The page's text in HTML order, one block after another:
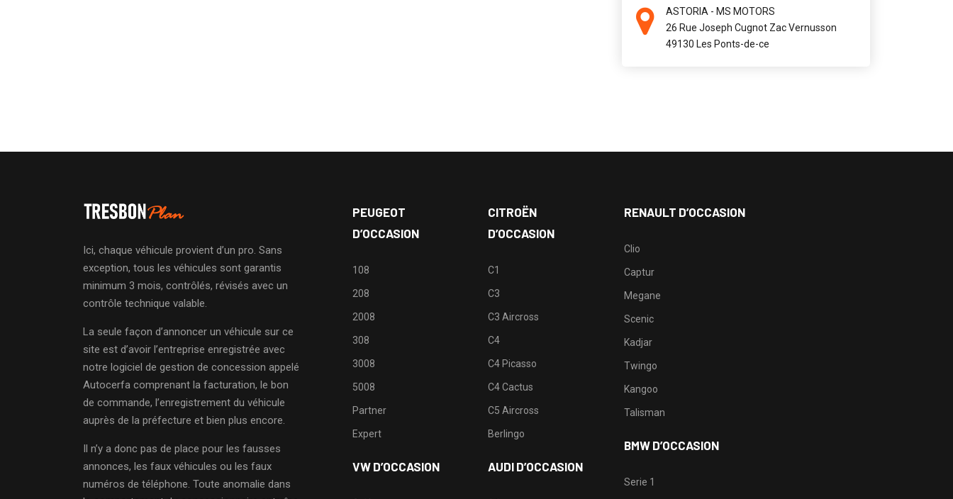
ASTORIA - MS MOTORS
26 Rue Joseph Cugnot Zac Vernusson
49130 Les Ponts-de-ce
Ici, chaque véhicule provient d’un pro. Sans
exception, tous les véhicules sont garantis
minimum 3 mois, contrôlés, révisés avec un
contrôle technique valable.
La seule façon d’annoncer un véhicule sur ce
site est d’avoir l’entreprise enregistrée avec
notre logiciel de gestion de concession appelé
Autocerfa comprenant la facturation, le bon
de commande, l’enregistrement du véhicule
auprès de la préfecture et bien plus encore.
Il n’y a donc pas de place pour les fausses
annonces, les faux véhicules ou les faux
numéros de téléphone. Toute anomalie dans
PEUGEOT
D’OCCASION
108
208
2008
308
3008
5008
Partner
Expert
VW D’OCCASION
CITROËN
D’OCCASION
C1
C3
C3 Aircross
C4
C4 Picasso
C4 Cactus
C5 Aircross
Berlingo
AUDI D’OCCASION
RENAULT D’OCCASION
Clio
Captur
Megane
Scenic
Kadjar
Twingo
Kangoo
Talisman
BMW D’OCCASION
Serie 1